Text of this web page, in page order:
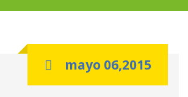
mayo 06,2015